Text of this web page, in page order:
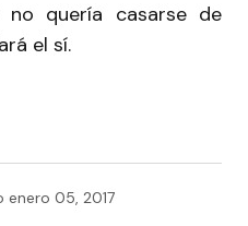
no quería casarse de
el sí.
enero 05, 2017